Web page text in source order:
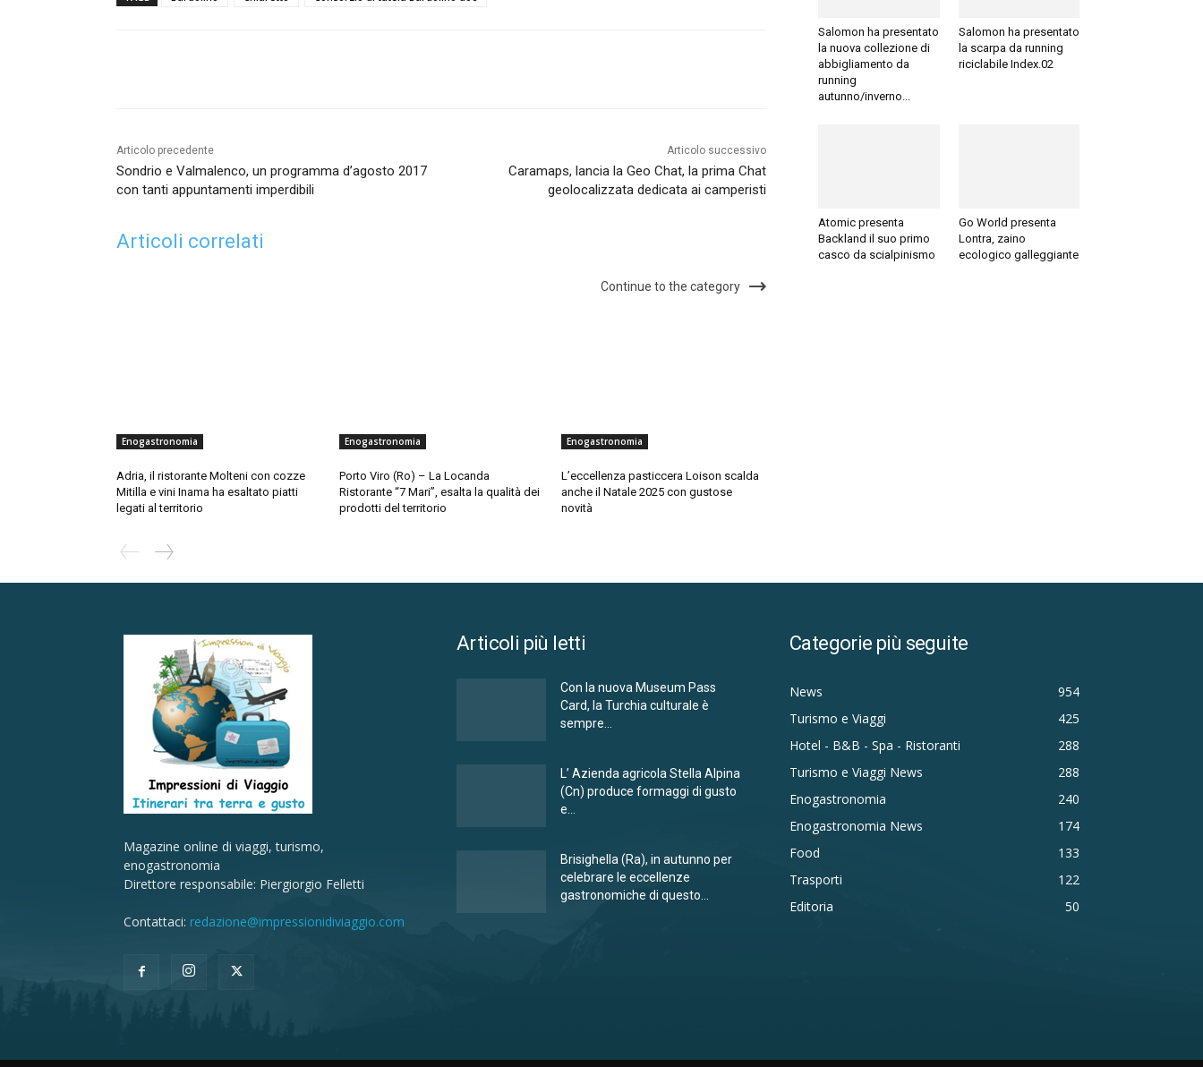
Articolo precedente
Sondrio e Valmalenco, un programma d’agosto 2017
con tanti appuntamenti imperdibili
Articolo successivo
Caramaps, lancia la Geo Chat, la prima Chat
geolocalizzata dedicata ai camperisti
Articoli correlati
Continue to the category
Enogastronomia
Adria, il ristorante Molteni con cozze
Mitilla e vini Inama ha esaltato piatti
legati al territorio
Enogastronomia
Porto Viro (Ro) – La Locanda
Ristorante “7 Mari”, esalta la qualità dei
prodotti del territorio
Enogastronomia
L’eccellenza pasticcera Loison scalda
anche il Natale 2025 con gustose
novità
Salomon ha presentato
la nuova collezione di
abbigliamento da
running
autunno/inverno...
Salomon ha presentato
la scarpa da running
riciclabile Index.02
Atomic presenta
Backland il suo primo
casco da scialpinismo
Go World presenta
Lontra, zaino
ecologico galleggiante
Magazine online di viaggi, turismo,
enogastronomia
Direttore responsabile: Piergiorgio Felletti
Contattaci: redazione@impressionidiviaggio.com
Articoli più letti
Con la nuova Museum Pass
Card, la Turchia culturale è
sempre...
L’ Azienda agricola Stella Alpina
(Cn) produce formaggi di gusto
e...
Brisighella (Ra), in autunno per
celebrare le eccellenze
gastronomiche di questo...
Categorie più seguite
News
954
Turismo e Viaggi
425
Hotel - B&B - Spa - Ristoranti
288
Turismo e Viaggi News
288
Enogastronomia
240
Enogastronomia News
174
Food
133
Trasporti
122
Editoria
50